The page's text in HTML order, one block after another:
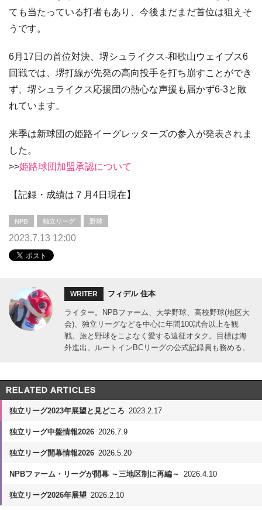
ても当たっている打者もあり、今後まだまだ首位は狙えそ
うです。
6月17日の首位対決、堺シュライクス‐和歌山ウェイブス6
回戦では、堺打線が先発の高向投手を打ち崩すことができ
ず、堺シュライクス応援団の熱心な声援も届かず6-3と敗
れています。
来季は新球団の姫路イーグレッターズの参入が発表されま
した。
>>姫路球団加盟承認について
【記録・成績は７月4日現在】
NPB 独立リーグ 野球
2023.7.13 12:00
WRITER フィデル 住本
ライター。NPBファーム、大学野球、高校野球(地区大
会)、独立リーグなどを中心に年間100試合以上を観
戦。旅と野球をこよなく愛する遠征オタク。目標は海
外進出。ルートインBCリーグの公式記録員も務める。
RELATED ARTICLES
独立リーグ2023年展望と見どころ 2023.2.17
独立リーグ中盤情報2026 2026.7.9
独立リーグ開幕情報2026 2026.5.20
NPBファーム・リーグが開幕 ～三地区制に再編～ 2026.4.10
独立リーグ2026年展望 2026.2.10